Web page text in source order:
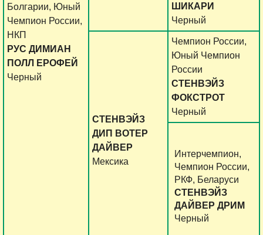
Болгарии, Юный
Чемпион России,
НКП
РУС ДИМИАН
ПОЛЛ ЕРОФЕЙ
Черный
ШИКАРИ
Черный
СТЕНВЭЙЗ
ДИП ВОТЕР
ДАЙВЕР
Мексика
Чемпион России,
Юный Чемпион
России
СТЕНВЭЙЗ
ФОКСТРОТ
Черный
Интерчемпион,
Чемпион России,
РКФ, Беларуси
СТЕНВЭЙЗ
ДАЙВЕР ДРИМ
Черный